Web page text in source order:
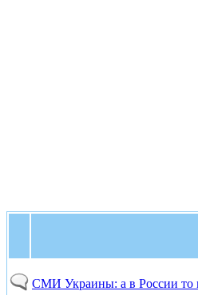
СМИ Украины: а в России то